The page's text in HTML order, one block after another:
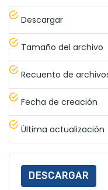
Descargar
Tamaño del archivo
Recuento de
Fecha de creación
Última actualización
DESCARGAR